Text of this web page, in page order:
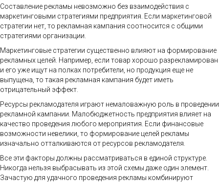
Составление рекламы невозможно без взаимодействия с
маркетинговыми стратегиями предприятия. Если маркетинговой
стратегии нет, то рекламная кампания соотносится с общими
стратегиями организации.
Маркетинговые стратегии существенно влияют на формирование
рекламных целей. Например, если товар хорошо разрекламирован
и его уже ищут на полках потребители, но продукция еще не
выпущена, то такая рекламная кампания будет иметь
отрицательный эффект.
Ресурсы рекламодателя играют немаловажную роль в проведении
рекламной кампании. Малобюджетность предприятия влияет на
качество проведения любого мероприятия. Если финансовые
возможности невелики, то формирование целей рекламы
изначально отталкиваются от ресурсов рекламодателя.
Все эти факторы должны рассматриваться в единой структуре.
Никогда нельзя выбрасывать из этой схемы даже один элемент.
Зачастую для удачного проведения рекламы комбинируют